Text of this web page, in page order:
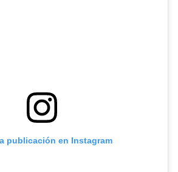
publicación en Instagram